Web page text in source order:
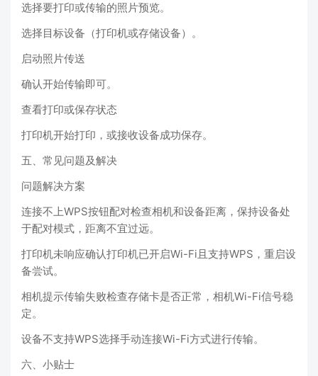
选择要打印或传输的照片预览。
选择目标设备（打印机或存储设备）。
启动照片传送
确认开始传输即可。
查看打印或保存状态
打印机开始打印，或接收设备成功保存。
五、常见问题及解决
问题解决方案
连接不上WPS按钮配对检查相机和设备距离，保持设备处
于配对模式，距离不宜过远。
打印机未响应确认打印机已开启Wi-Fi且支持WPS，重启设
备尝试。
相机提示传输失败检查存储卡是否正常，相机Wi-Fi信号稳
定。
设备不支持WPS选择手动连接Wi-Fi方式进行传输。
六、小贴士